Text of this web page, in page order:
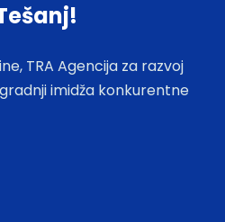
TRA Agencija za razvoj
imidža konkurentne